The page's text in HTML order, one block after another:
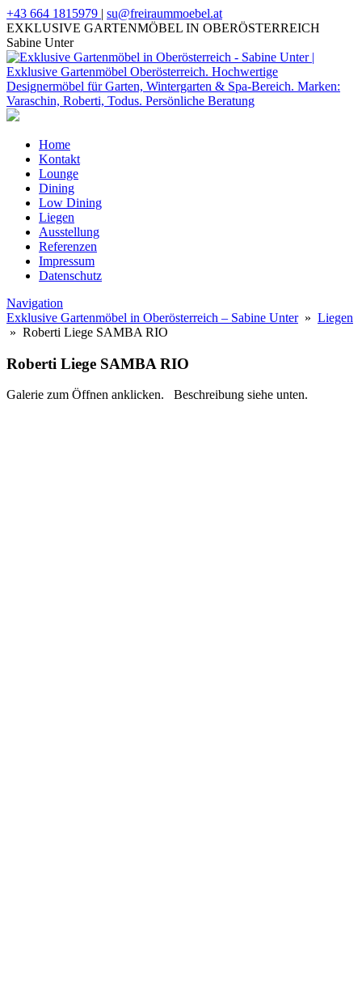
+43 664 1815979 | su@freiraummoebel.at
EXKLUSIVE GARTENMÖBEL IN OBERÖSTERREICH
Sabine Unter
Home
Kontakt
Lounge
Dining
Low Dining
Liegen
Ausstellung
Referenzen
Impressum
Datenschutz
Navigation
Exklusive Gartenmöbel in Oberösterreich – Sabine Unter» Liegen
» Roberti Liege SAMBA RIO
Roberti Liege SAMBA RIO
Galerie zum Öffnen anklicken. Beschreibung siehe unten.